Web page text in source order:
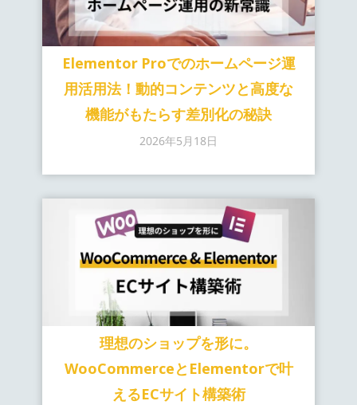
Elementor Proでのホームページ運
用活用法！動的コンテンツと高度な
機能がもたらす差別化の秘訣
2026年5月18日
理想のショップを形に。
WooCommerceとElementorで叶
えるECサイト構築術